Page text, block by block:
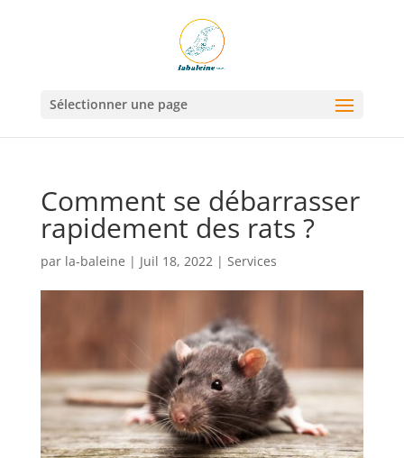
Sélectionner une page
Comment se débarrasser
rapidement des rats ?
par la-baleine | Juil 18, 2022| Services